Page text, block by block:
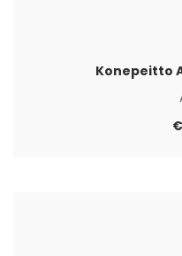
Konepeitto
€